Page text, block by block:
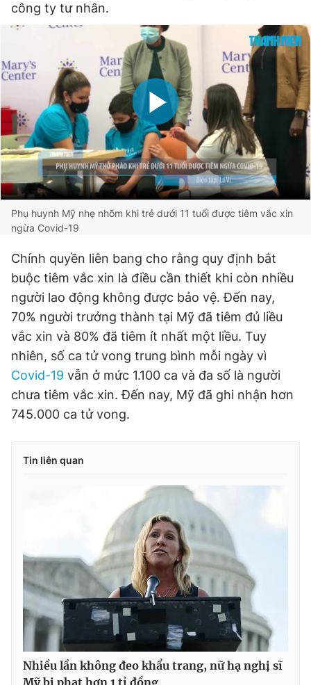
công ty tư nhân.
Phụ huynh Mỹ nhẹ nhõm khi trẻ dưới 11 tuổi được tiêm vắc xin
ngừa Covid-19
Chính quyền liên bang cho rằng quy định bắt
buộc tiêm vắc xin là điều cần thiết khi còn nhiều
người lao động không được bảo vệ. Đến nay,
70% người trưởng thành tại Mỹ đã tiêm đủ liều
vắc xin và 80% đã tiêm ít nhất một liều. Tuy
nhiên, số ca tử vong trung bình mỗi ngày vì
Covid-19 vẫn ở mức 1.100 ca và đa số là người
chưa tiêm vắc xin. Đến nay, Mỹ đã ghi nhận hơn
745.000 ca tử vong.
Tin liên quan
Nhiều lần không đeo khẩu trang, nữ hạ nghị sĩ
Mỹ bị phạt hơn 1 tỉ đồng